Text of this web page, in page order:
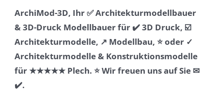
ArchiMod-3D, Ihr ✅ Architekturmodellbauer
& 3D-Druck Modellbauer für ✔️ 3D Druck, ☑️
Architekturmodelle, ↗️ Modellbau, ⭐ oder ✓
Architekturmodelle & Konstruktionsmodelle
für ★★★★★ Plech. ⭐ Wir freuen uns auf Sie ✉
✔️.